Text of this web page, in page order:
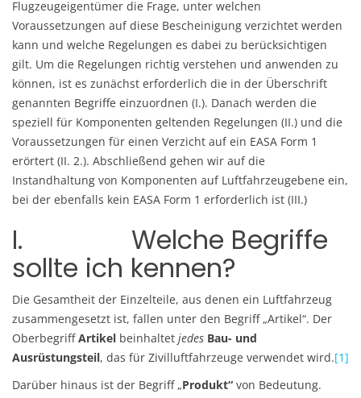
Flugzeugeigentümer die Frage, unter welchen
Voraussetzungen auf diese Bescheinigung verzichtet werden
kann und welche Regelungen es dabei zu berücksichtigen
gilt. Um die Regelungen richtig verstehen und anwenden zu
können, ist es zunächst erforderlich die in der Überschrift
genannten Begriffe einzuordnen (I.). Danach werden die
speziell für Komponenten geltenden Regelungen (II.) und die
Voraussetzungen für einen Verzicht auf ein EASA Form 1
erörtert (II. 2.). Abschließend gehen wir auf die
Instandhaltung von Komponenten auf Luftfahrzeugebene ein,
bei der ebenfalls kein EASA Form 1 erforderlich ist (III.)
I. Welche Begriffe
sollte ich kennen?
Die Gesamtheit der Einzelteile, aus denen ein Luftfahrzeug
zusammengesetzt ist, fallen unter den Begriff „Artikel“. Der
OberbegriffArtikel beinhaltet jedes Bau- und
Ausrüstungsteil, das für Zivilluftfahrzeuge verwendet wird.[1]
Darüber hinaus ist der Begriff „Produkt“ von Bedeutung.